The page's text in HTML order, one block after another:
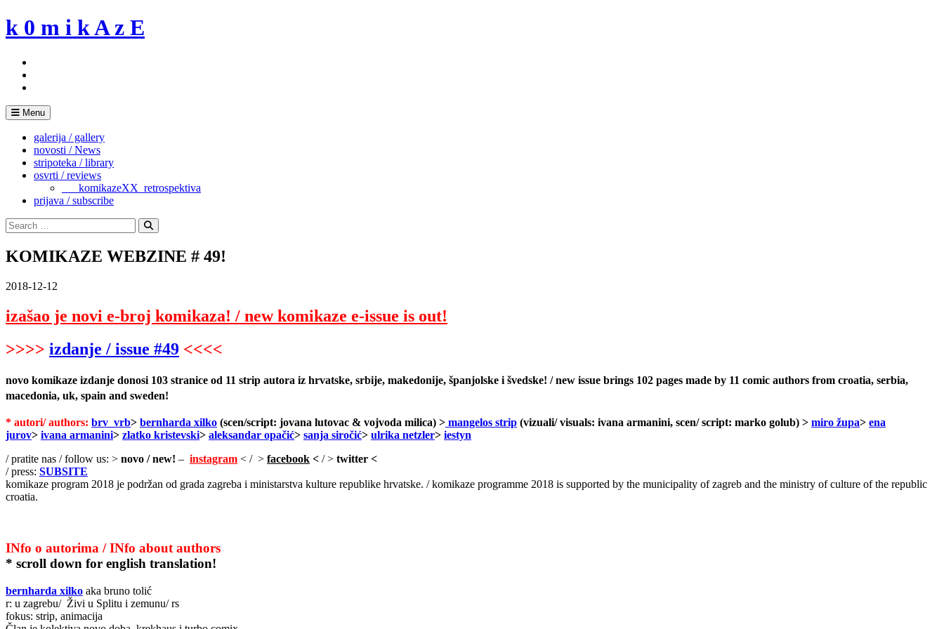
Skip
to
k 0 m i k A z E
Menu
galerija / gallery
novosti / News
stripoteka / library
osvrti / reviews
___komikazeXX_retrospektiva
prijava / subscribe
Search
for:
Search
KOMIKAZE WEBZINE # 49!
2018-12-12
izašao je novi e-broj komikaza! / new komikaze e-issue is out!
>>>> izdanje / issue #49 <<<<
novo komikaze izdanje donosi 103 stranice od 11 strip autora iz hrvatske, srbije, makedonije, španjolske i švedske! / new issue brings 102 pages made by 11 comic authors from croatia, serbia,
macedonia, uk, spain and sweden!
* autori/ authors: brv_vrb> bernharda xilko (scen/script: jovana lutovac & vojvoda milica) > mangelos strip (vizuali/ visuals: ivana armanini, scen/ script: marko golub) > miro župa> ena
jurov> ivana armanini> zlatko kristevski> aleksandar opačić> sanja siročić> ulrika netzler> iestyn
/ pratite nas / follow us: > novo / new! – instagram < / > facebook < / > twitter <
/ press: SUBSITE
komikaze program 2018 je podržan od grada zagreba i ministarstva kulture republike hrvatske. / komikaze programme 2018 is supported by the municipality of zagreb and the ministry of culture of the republic
croatia.
INfo o autorima / INfo about authors
* scroll down for english translation!
bernharda xilko aka bruno tolić
r: u zagrebu/ Živi u Splitu i zemunu/ rs
fokus: strip, animacija